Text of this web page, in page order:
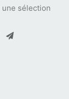
une sélection